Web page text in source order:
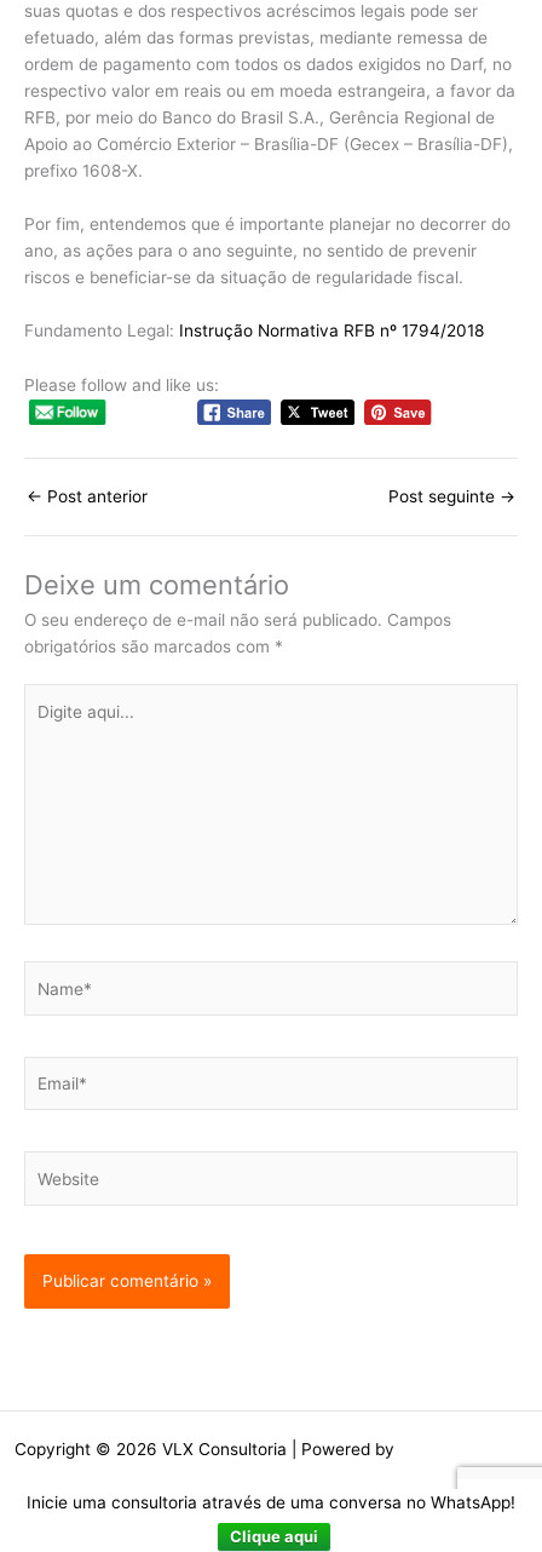
suas quotas e dos respectivos acréscimos legais pode ser
efetuado, além das formas previstas, mediante remessa de
ordem de pagamento com todos os dados exigidos no Darf, no
respectivo valor em reais ou em moeda estrangeira, a favor da
RFB, por meio do Banco do Brasil S.A., Gerência Regional de
Apoio ao Comércio Exterior – Brasília-DF (Gecex – Brasília-DF),
prefixo 1608-X.
Por fim, entendemos que é importante planejar no decorrer do
ano, as ações para o ano seguinte, no sentido de prevenir
riscos e beneficiar-se da situação de regularidade fiscal.
Fundamento Legal: Instrução Normativa RFB nº 1794/2018
Please follow and like us:
← Post anterior Post seguinte →
Deixe um comentário
O seu endereço de e-mail não será publicado. Campos
obrigatórios são marcados com *
aqui...
Copyright © 2026 VLX Consultoria | Powered by
Inicie uma consultoria através de uma conversa no WhatsApp!
Clique aqui